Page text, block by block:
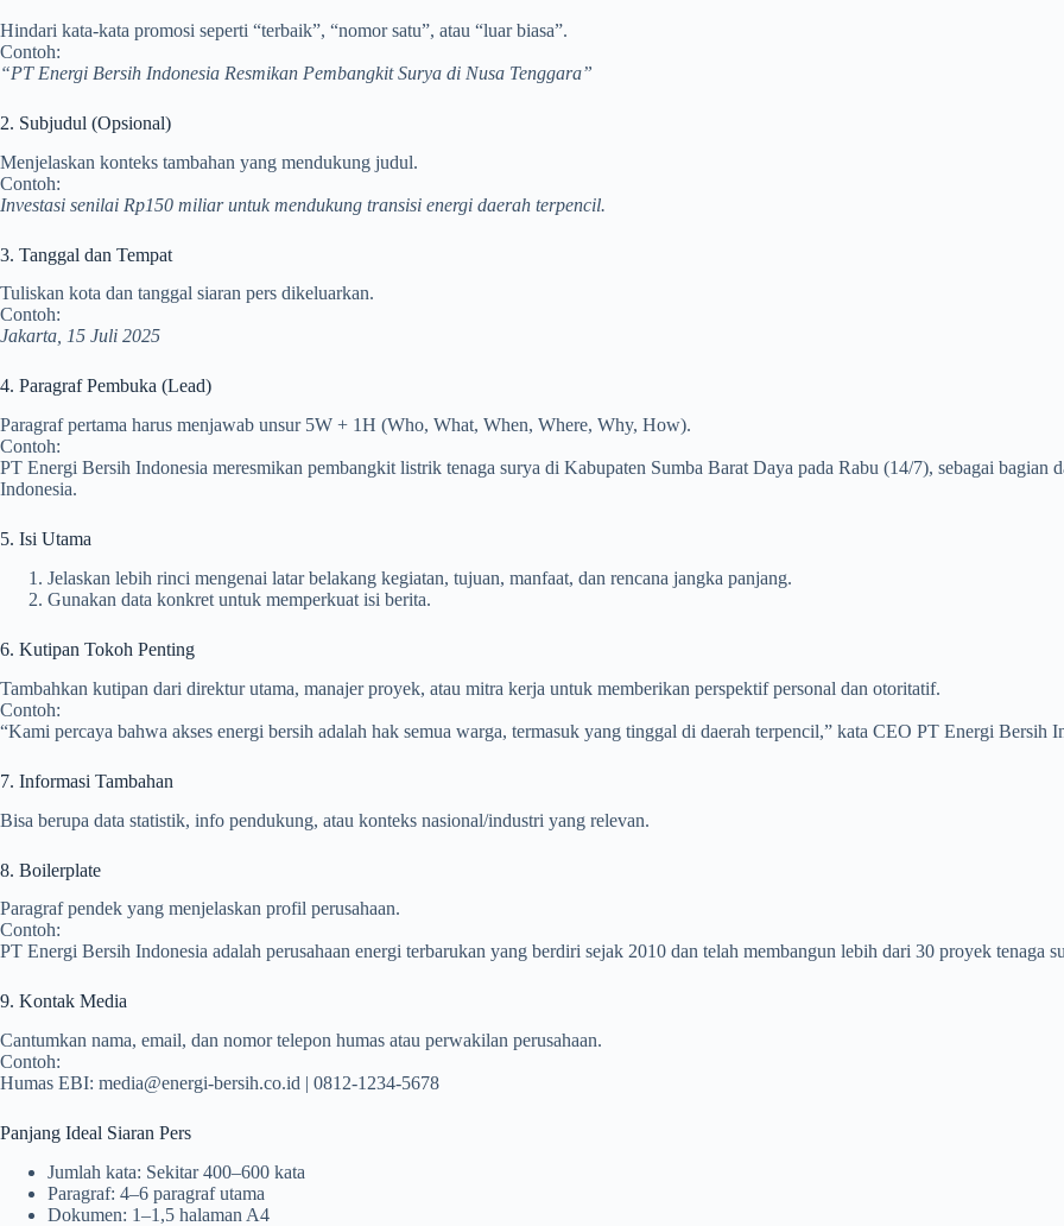
Hindari kata-kata promosi seperti “terbaik”, “nomor satu”, atau “luar biasa”.
Contoh:
“PT Energi Bersih Indonesia Resmikan Pembangkit Surya di Nusa Tenggara”
2. Subjudul (Opsional)
Menjelaskan konteks tambahan yang mendukung judul.
Contoh:
Investasi senilai Rp150 miliar untuk mendukung transisi energi daerah terpencil.
3. Tanggal dan Tempat
Tuliskan kota dan tanggal siaran pers dikeluarkan.
Contoh:
Jakarta, 15 Juli 2025
4. Paragraf Pembuka (Lead)
Paragraf pertama harus menjawab unsur 5W + 1H (Who, What, When, Where, Why, How).
Contoh:
PT Energi Bersih Indonesia meresmikan pembangkit listrik tenaga surya di Kabupaten Sumba Barat Daya pada Rabu (14/7), sebagai
Indonesia.
5. Isi Utama
Jelaskan lebih rinci mengenai latar belakang kegiatan, tujuan, manfaat, dan rencana jangka panjang.
Gunakan data konkret untuk memperkuat isi berita.
6. Kutipan Tokoh Penting
Tambahkan kutipan dari direktur utama, manajer proyek, atau mitra kerja untuk memberikan perspektif personal dan otoritatif.
Contoh:
“Kami percaya bahwa akses energi bersih adalah hak semua warga, termasuk yang tinggal di daerah terpencil,” kata CEO PT Energi Bersih
7. Informasi Tambahan
Bisa berupa data statistik, info pendukung, atau konteks nasional/industri yang relevan.
8. Boilerplate
Paragraf pendek yang menjelaskan profil perusahaan.
Contoh:
PT Energi Bersih Indonesia adalah perusahaan energi terbarukan yang berdiri sejak 2010 dan telah membangun lebih dari 30 proyek tenaga
9. Kontak Media
Cantumkan nama, email, dan nomor telepon humas atau perwakilan perusahaan.
Contoh:
Humas EBI: media@energi-bersih.co.id | 0812-1234-5678
Panjang Ideal Siaran Pers
Jumlah kata: Sekitar 400–600 kata
Paragraf: 4–6 paragraf utama
Dokumen: 1–1,5 halaman A4